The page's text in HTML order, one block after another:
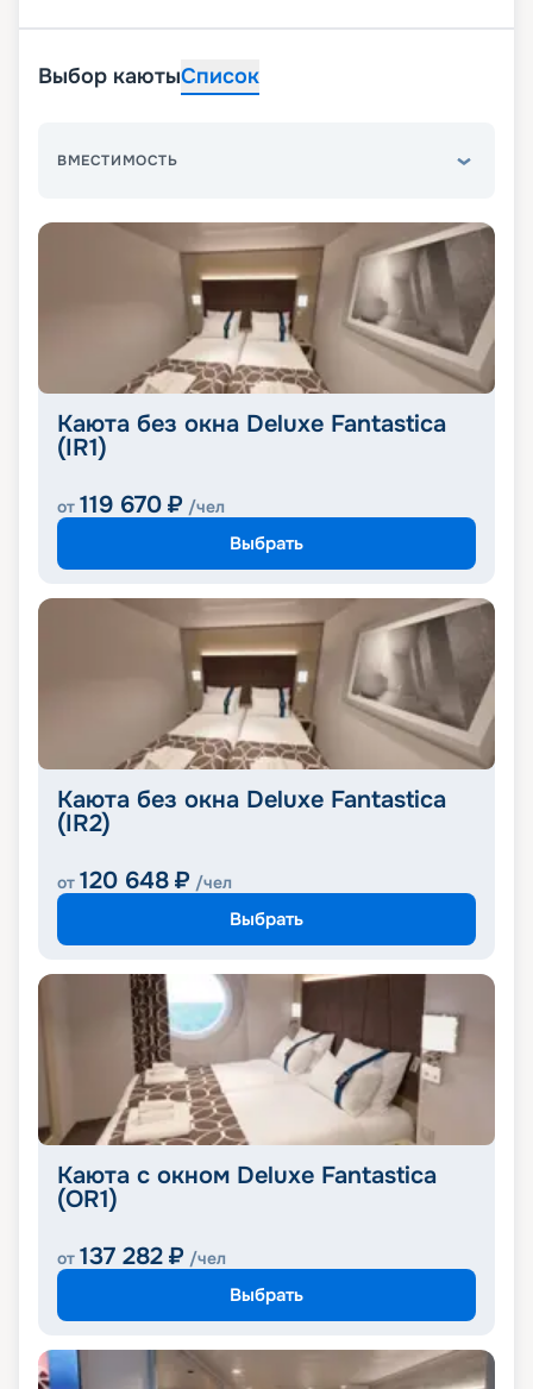
Выбор каютыСписок
ВМЕСТИМОСТЬ
Каюта без окна Deluxe Fantastica
(IR1)
от 119 670 ₽ /чел
Выбрать
Каюта без окна Deluxe Fantastica
(IR2)
от 120 648 ₽ /чел
Выбрать
Каюта с окном Deluxe Fantastica
(OR1)
от 137 282 ₽ /чел
Выбрать